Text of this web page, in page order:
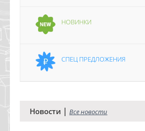
НОВИНКИ
СПЕЦ ПРЕДЛОЖЕНИЯ
Новости | Все новости